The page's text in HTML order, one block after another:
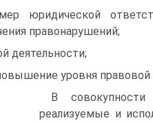
юридической
правонарушений;
деятельности;
уровня правовой
В
реализуемые и